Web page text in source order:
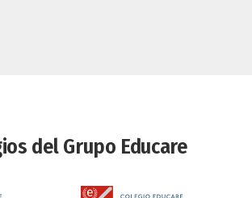
del Grupo Educare